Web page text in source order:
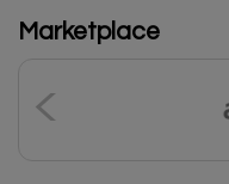
Marketplace